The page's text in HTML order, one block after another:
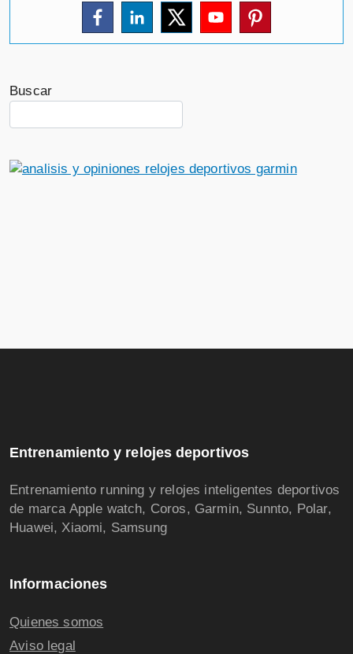
Buscar
Entrenamiento y relojes deportivos
Entrenamiento running y relojes inteligentes deportivos
de marca Apple watch, Coros, Garmin, Sunnto, Polar,
Huawei, Xiaomi, Samsung
Informaciones
Quienes somos
Aviso legal